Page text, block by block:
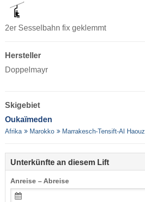
2er Sesselbahn fix geklemmt
Hersteller
Doppelmayr
Skigebiet
Oukaïmeden
Afrika Marokko Marrakesch-Tensift-Al Haouz
Unterkünfte an diesem Lift
Anreise – Abreise